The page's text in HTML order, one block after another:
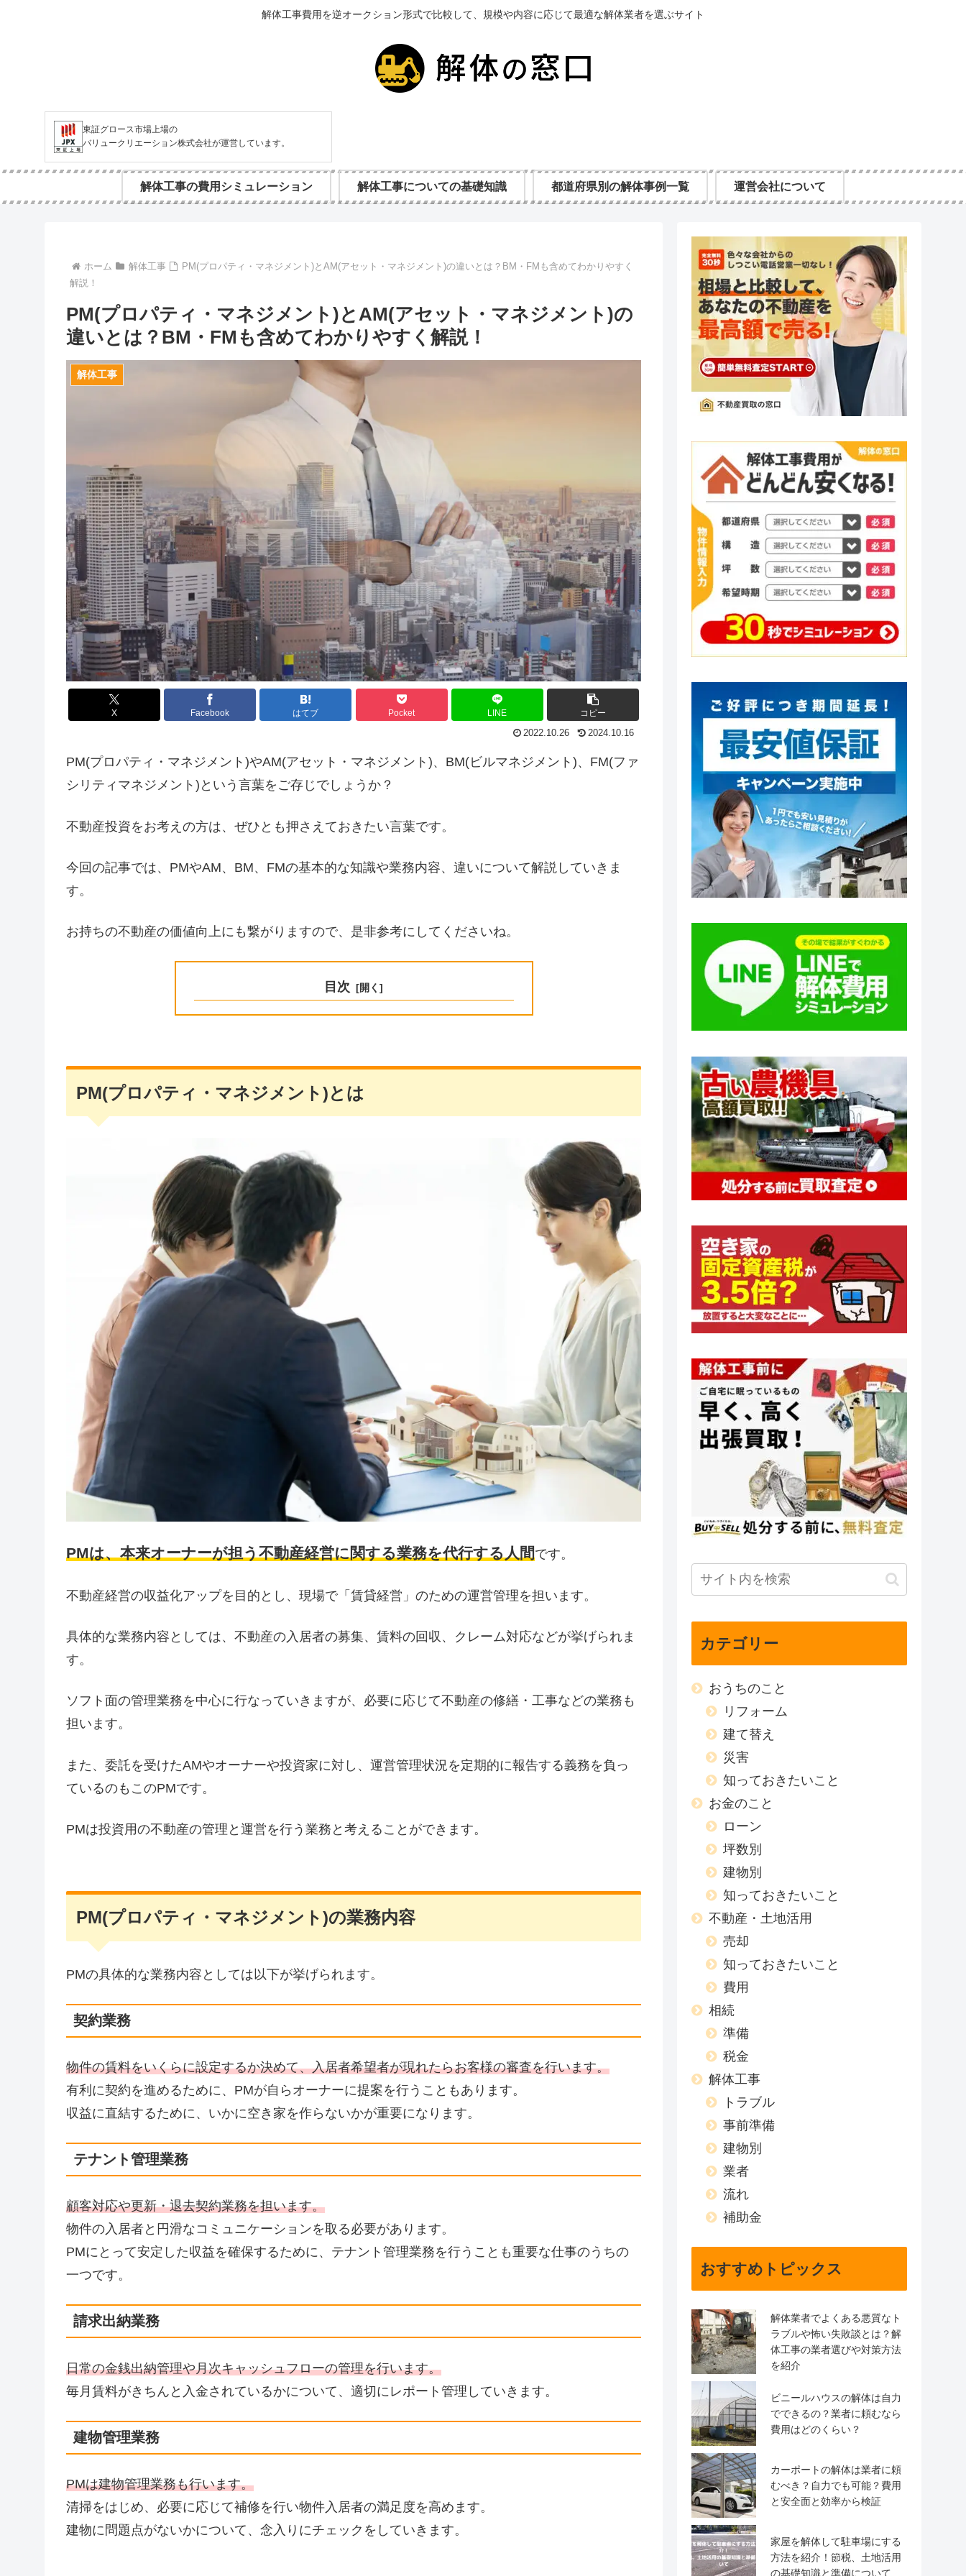
解体工事費用を逆オークション形式で比較して、規模や内容に応じて最適な解体業者を選ぶサイト
東証グロース市場上場の
バリュークリエーション株式会社が運営しています。
解体工事の費用シミュレーション 解体工事についての基礎知識 都道府県別の解体事例一覧 運営会社について
ホーム 解体工事
PM(プロパティ・マネジメント)とAM(アセット・マネジメント)の違いとは？BM・FMも含めてわかりやすく
解説！
PM(プロパティ・マネジメント)とAM(アセット・マネジメント)の
違いとは？BM・FMも含めてわかりやすく解説！
解体工事
X Facebook はてブ Pocket LINE コピー
2022.10.26 2024.10.16
PM(プロパティ・マネジメント)やAM(アセット・マネジメント)、BM(ビルマネジメント)、FM(ファ
シリティマネジメント)という言葉をご存じでしょうか？
不動産投資をお考えの方は、ぜひとも押さえておきたい言葉です。
今回の記事では、PMやAM、BM、FMの基本的な知識や業務内容、違いについて解説していきま
す。
お持ちの不動産の価値向上にも繋がりますので、是非参考にしてくださいね。
目次
PM(プロパティ・マネジメント)とは
PMは、本来オーナーが担う不動産経営に関する業務を代行する人間 です。
不動産経営の収益化アップを目的とし、現場で「賃貸経営」のための運営管理を担います。
具体的な業務内容としては、不動産の入居者の募集、賃料の回収、クレーム対応などが挙げられま
す。
ソフト面の管理業務を中心に行なっていきますが、必要に応じて不動産の修繕・工事などの業務も
担います。
また、委託を受けたAMやオーナーや投資家に対し、運営管理状況を定期的に報告する義務を負っ
ているのもこのPMです。
PMは投資用の不動産の管理と運営を行う業務と考えることができます。
PM(プロパティ・マネジメント)の業務内容
PMの具体的な業務内容としては以下が挙げられます。
契約業務
物件の賃料をいくらに設定するか決めて、入居者希望者が現れたらお客様の審査を行います。
有利に契約を進めるために、PMが自らオーナーに提案を行うこともあります。
収益に直結するために、いかに空き家を作らないかが重要になります。
テナント管理業務
顧客対応や更新・退去契約業務を担います。
物件の入居者と円滑なコミュニケーションを取る必要があります。
PMにとって安定した収益を確保するために、テナント管理業務を行うことも重要な仕事のうちの
一つです。
請求出納業務
日常の金銭出納管理や月次キャッシュフローの管理を行います。
毎月賃料がきちんと入金されているかについて、適切にレポート管理していきます。
建物管理業務
PMは建物管理業務も行います。
清掃をはじめ、必要に応じて補修を行い物件入居者の満足度を高めます。
建物に問題点がないかについて、念入りにチェックをしていきます。
カテゴリー
おうちのこと
リフォーム
建て替え
災害
知っておきたいこと
お金のこと
ローン
坪数別
建物別
知っておきたいこと
不動産・土地活用
売却
知っておきたいこと
費用
相続
準備
税金
解体工事
トラブル
事前準備
建物別
業者
流れ
補助金
おすすめトピックス
解体業者でよくある悪質なト
ラブルや怖い失敗談とは？解
体工事の業者選びや対策方法
を紹介
ビニールハウスの解体は自力
でできるの？業者に頼むなら
費用はどのくらい？
カーポートの解体は業者に頼
むべき？自力でも可能？費用
と安全面と効率から検証
家屋を解体して駐車場にする
方法を紹介！節税、土地活用
の基礎知識と準備について